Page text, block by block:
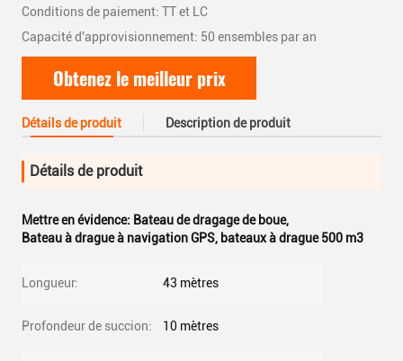
Conditions de paiement: TT et LC
Capacité d'approvisionnement: 50 ensembles par an
Obtenez le meilleur prix
Détails de produit Description de produit
Détails de produit
Mettre en évidence: Bateau de dragage de boue,
Bateau à drague à navigation GPS, bateaux à drague 500 m3
Longueur: 43 mètres
Profondeur de succion: 10 mètres